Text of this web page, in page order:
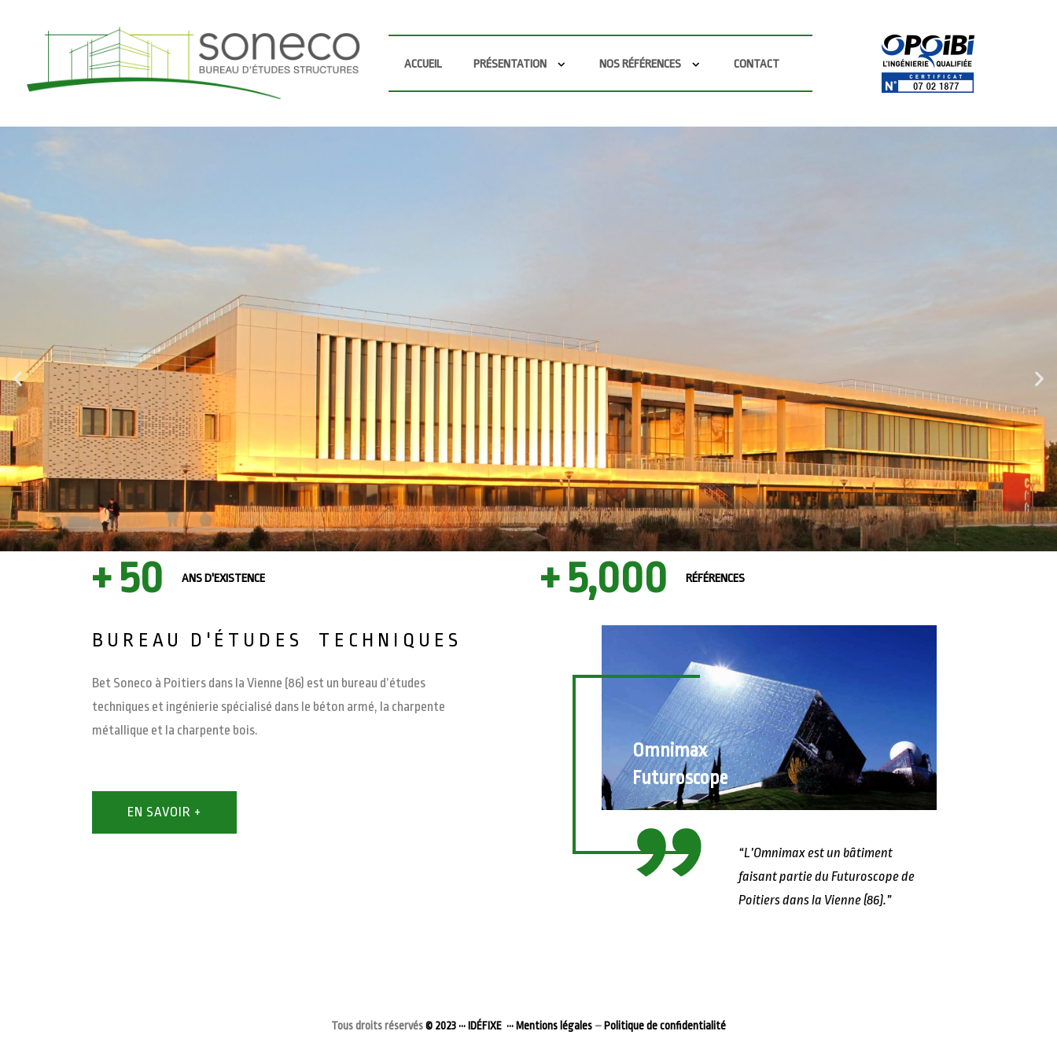
ACCUEIL PRÉSENTATION NOS RÉFÉRENCES CONTACT
50 ANS D'EXISTENCE 5,000 RÉFÉRENCES
BUREAU D'ÉTUDES TECHNIQUES
Bet Soneco à Poitiers dans la Vienne (86) est un bureau d’études
techniques et ingénierie spécialisé dans le béton armé, la charpente
métallique et la charpente bois.
EN SAVOIR +
“L’Omnimax est un bâtiment
faisant partie du Futuroscope de
Poitiers dans la Vienne (86).”
Omnimax
Futuroscope
Tous droits réservés© 2023 ••• IDÉFIXE ••• Mentions légales – Politique de confidentialité